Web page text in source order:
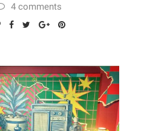
4 comments